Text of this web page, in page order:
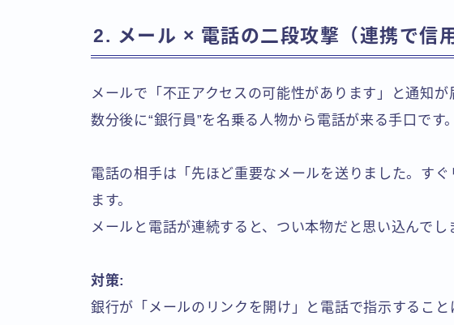
2. メール × 電話の二段攻撃（連携で信
メールで「不正アクセスの可能性があります」と通知が
数分後に“銀行員”を名乗る人物から電話が来る手口です。
電話の相手は「先ほど重要なメールを送りました。す
ます。
メールと電話が連続すると、つい本物だと思い込んでし
対策:
銀行が「メールのリンクを開け」と電話で指示すること